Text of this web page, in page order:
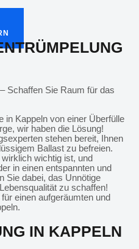
Schaffen Sie Raum für das
in Kappeln von einer Überfülle
wir haben die Lösung!
stehen bereit, Ihnen
Ballast zu befreien.
wichtig ist, und
in einen entspannten und
Sie dabei, das Unnötige
zu schaffen!
einen aufgeräumten und
IN KAPPELN